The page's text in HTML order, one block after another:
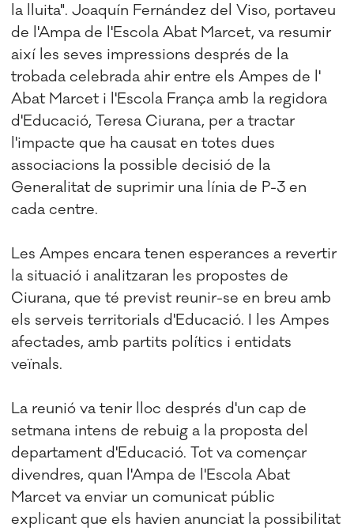
la lluita". Joaquín Fernández del Viso, portaveu
de l'Ampa de l'Escola Abat Marcet, va resumir
així les seves impressions després de la
trobada celebrada ahir entre els Ampes de l'
Abat Marcet i l'Escola França amb la regidora
d'Educació, Teresa Ciurana, per a tractar
l'impacte que ha causat en totes dues
associacions la possible decisió de la
Generalitat de suprimir una línia de P-3 en
cada centre.
Les Ampes encara tenen esperances a revertir
la situació i analitzaran les propostes de
Ciurana, que té previst reunir-se en breu amb
els serveis territorials d'Educació. I les Ampes
afectades, amb partits polítics i entidats
veïnals.
La reunió va tenir lloc després d'un cap de
setmana intens de rebuig a la proposta del
departament d'Educació. Tot va començar
divendres, quan l'Ampa de l'Escola Abat
Marcet va enviar un comunicat públic
explicant que els havien anunciat la possibilitat